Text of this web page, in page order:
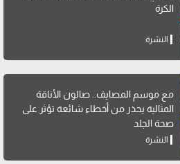
الكرة
النشرة
مع موسم المصايف.. صالون الأناقة
المثالية يحذر من أخطاء شائعة تؤثر على
صحة الجلد
النشرة